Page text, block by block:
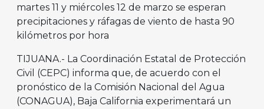
martes 11 y miércoles 12 de marzo se esperan
precipitaciones y ráfagas de viento de hasta 90
kilómetros por hora
TIJUANA.- La Coordinación Estatal de Protección
Civil (CEPC) informa que, de acuerdo con el
pronóstico de la Comisión Nacional del Agua
(CONAGUA), Baja California experimentará un